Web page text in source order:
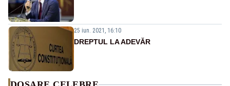
25 iun. 2021, 16:10
DREPTUL LA ADEVĂR